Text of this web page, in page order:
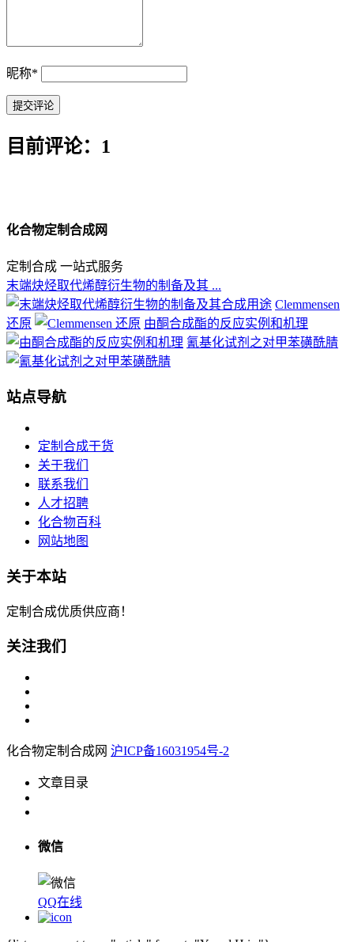
昵称*
目前评论：1
化合物定制合成网
定制合成 一站式服务
末端炔烃取代烯醇衍生物的制备及其 ...
Clemmensen
还原
由酮合成酯的反应实例和机理
氰基化试剂之对甲苯磺酰腈
站点导航
定制合成干货
关于我们
联系我们
人才招聘
化合物百科
网站地图
关于本站
定制合成优质供应商！
关注我们
化合物定制合成网 沪ICP备16031954号-2
文章目录
微信
QQ在线